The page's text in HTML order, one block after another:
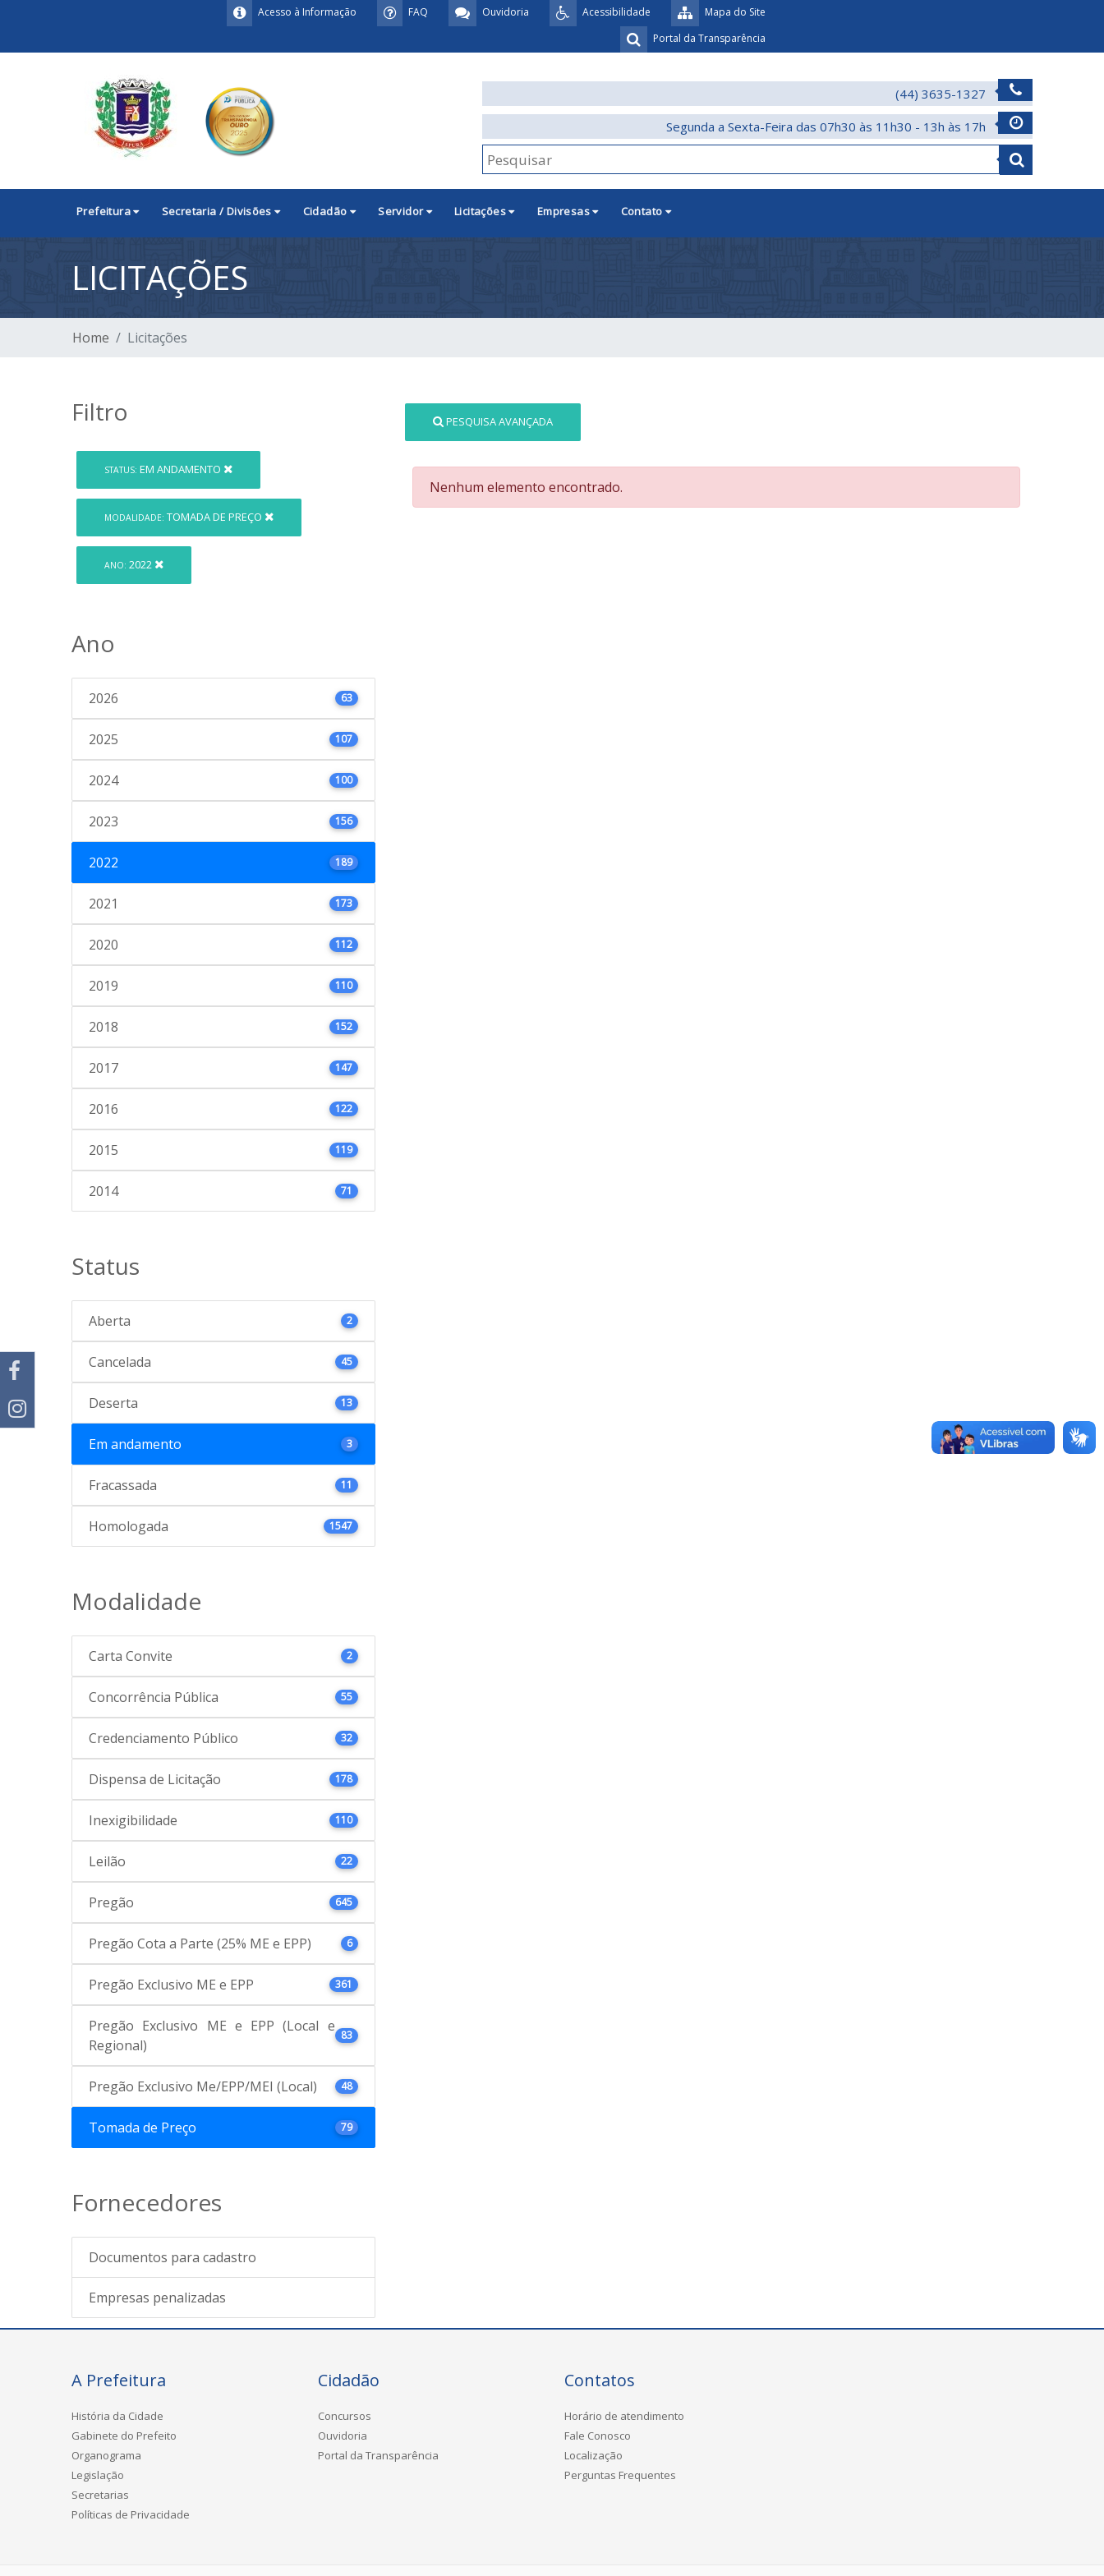
Mapa do Site
Acessibilidade
Ouvidoria
FAQ
Acesso à Informação
Portal da Transparência
(44) 3635-1327
Segunda a Sexta-Feira das 07h30 às 11h30 - 13h às 17h
Prefeitura Secretaria / Divisões Cidadão Servidor Licitações Empresas Contato
LICITAÇÕES
Home Licitações
Filtro
STATUS: EM ANDAMENTO
MODALIDADE: TOMADA DE PREÇO
ANO: 2022
Ano
2026 63
2025 107
2024 100
2023 156
2022 189
2021 173
2020 112
2019 110
2018 152
2017 147
2016 122
2015 119
2014 71
Status
Aberta 2
Cancelada 45
Deserta 13
Em andamento 3
Fracassada 11
Homologada 1547
Modalidade
Carta Convite 2
Concorrência Pública 55
Credenciamento Público 32
Dispensa de Licitação 178
Inexigibilidade 110
Leilão 22
Pregão 645
Pregão Cota a Parte (25% ME e EPP) 6
Pregão Exclusivo ME e EPP 361
Pregão Exclusivo ME e EPP (Local e
Regional)
83
Pregão Exclusivo Me/EPP/MEI (Local) 48
Tomada de Preço 79
Fornecedores
Documentos para cadastro
Empresas penalizadas
PESQUISA AVANÇADA
Nenhum elemento encontrado.
A Prefeitura
História da Cidade
Gabinete do Prefeito
Organograma
Legislação
Secretarias
Políticas de Privacidade
Cidadão
Concursos
Ouvidoria
Portal da Transparência
Contatos
Horário de atendimento
Fale Conosco
Localização
Perguntas Frequentes